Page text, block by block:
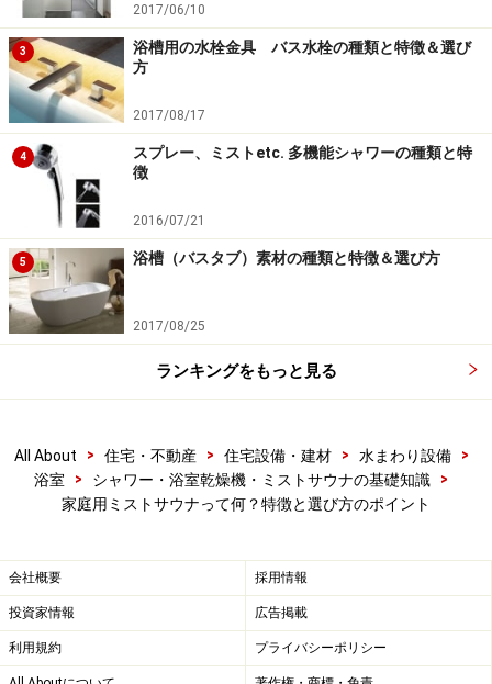
な機能のミストサウナを望むのか、比較検討することが
大切でしょう。
1台でホームサウナと暖房・衣類乾燥・24時間換気・涼風が
得られる多機能タイプ。目に見えないクリアミストが「うる
おい」と「サウナ」の２つのモードで楽しむことができる。
ユニットバス専用 [FY-28UST3 バスルームコンディショナ
パナソニック エコソリューションズ
2017/06/10
3
浴槽用の水栓金具 バス水栓の種類と特徴＆選び
方
2017/08/17
4
スプレー、ミストetc. 多機能シャワーの種類と特
徴
2016/07/21
5 浴槽（バスタブ）素材の種類と特徴＆選び方
2017/08/25
ランキングをもっと見る
All About > 住宅・不動産 > 住宅設備・建材 > 水まわり設備
>
浴室
> シャワー・浴室乾燥機・ミストサウナの基礎知識
>
家庭用ミストサウナって何？特徴と選び方のポイント
会社概要 採用情報
投資家情報 広告掲載
利用規約 プライバシーポリシー